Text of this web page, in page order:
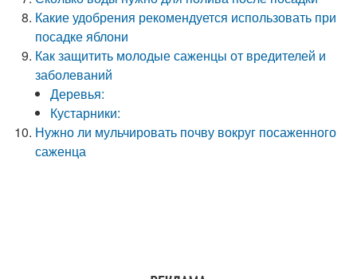
Какие удобрения рекомендуется использовать при
посадке яблони
Как защитить молодые саженцы от вредителей и
заболеваний
Деревья:
Кустарники:
Нужно ли мульчировать почву вокруг посаженного
саженца